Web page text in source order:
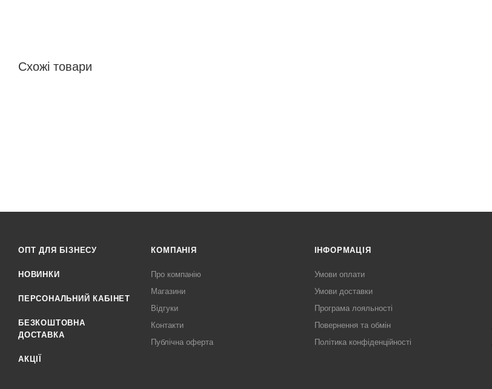
Схожі товари
ОПТ ДЛЯ БІЗНЕСУ
НОВИНКИ
ПЕРСОНАЛЬНИЙ КАБІНЕТ
БЕЗКОШТОВНА
ДОСТАВКА
АКЦІЇ
КОМПАНІЯ
Про компанію
Магазини
Відгуки
Контакти
Публічна оферта
ІНФОРМАЦІЯ
Умови оплати
Умови доставки
Програма лояльності
Повернення та обмін
Політика конфіденційності